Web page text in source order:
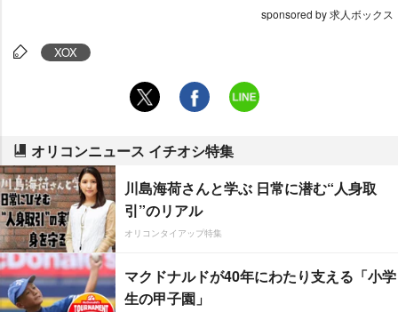
sponsored by 求人ボックス
XOX
オリコンニュース イチオシ特集
川島海荷さんと学ぶ 日常に潜む“人身取
引”のリアル
オリコンタイアップ特集
マクドナルドが40年にわたり支える「小学
生の甲子園」